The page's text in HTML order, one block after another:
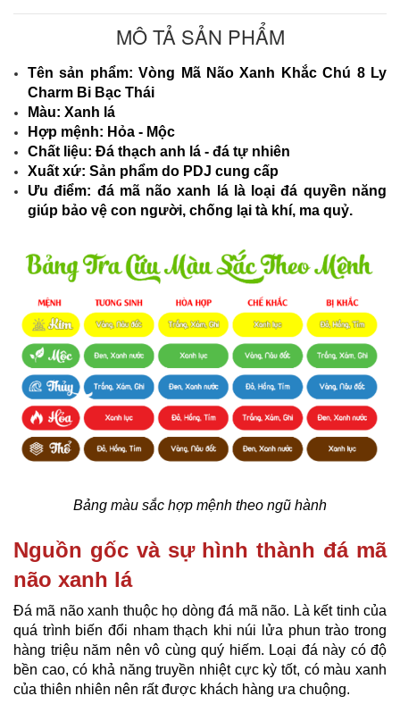
MÔ TẢ SẢN PHẨM
Tên sản phẩm: Vòng Mã Não Xanh Khắc Chú 8 Ly
Charm Bi Bạc Thái
Màu: Xanh lá
Hợp mệnh: Hỏa - Mộc
Chất liệu: Đá thạch anh lá - đá tự nhiên
Xuất xứ: Sản phẩm do PDJ cung cấp
Ưu điểm: ​đá mã não xanh lá là loại đá quyền năng
giúp bảo vệ con người, chống lại tà khí, ma quỷ.
Bảng màu sắc hợp mệnh theo ngũ hành
Nguồn gốc và sự hình thành đá mã
não xanh lá
Đá mã não xanh thuộc họ dòng đá mã não. Là kết tinh của
quá trình biến đổi nham thạch khi núi lửa phun trào trong
hàng triệu năm nên vô cùng quý hiếm. Loại đá này có độ
bền cao, có khả năng truyền nhiệt cực kỳ tốt, có màu xanh
của thiên nhiên nên rất được khách hàng ưa chuộng.